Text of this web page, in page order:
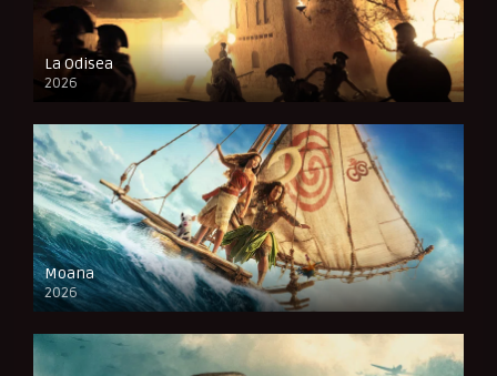
La Odisea
2026
CAM
Moana
2026
CAM